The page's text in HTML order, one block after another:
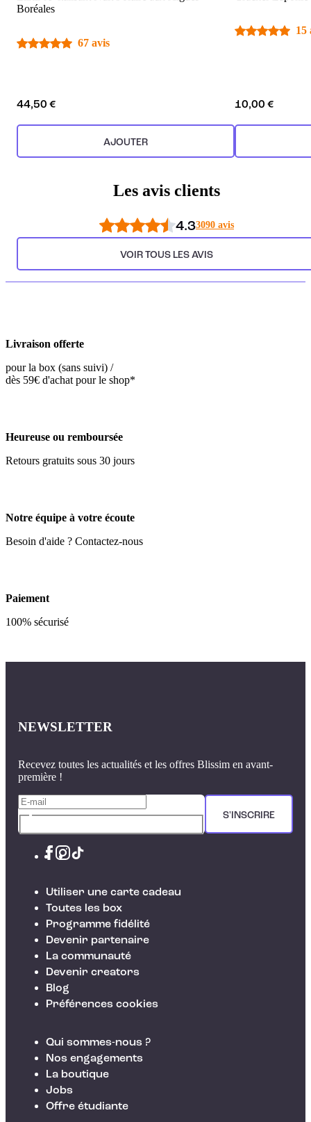
Boréales
67 avis
44,50 €
AJOUTER
15
10,00 €
Les avis clients
4.33090 avis
VOIR TOUS LES AVIS
Livraison offerte
pour la box (sans suivi) /
dès 59€ d'achat pour le shop*
Heureuse ou remboursée
Retours gratuits sous 30 jours
Notre équipe à votre écoute
Besoin d'aide ? Contactez-nous
Paiement
100% sécurisé
NEWSLETTER
Recevez toutes les actualités et les offres Blissim en avant-
première !
S'INSCRIRE
Utiliser une carte cadeau
Toutes les box
Programme fidélité
Devenir partenaire
La communauté
Devenir creators
Blog
Préférences cookies
Qui sommes-nous ?
Nos engagements
La boutique
Jobs
Offre étudiante